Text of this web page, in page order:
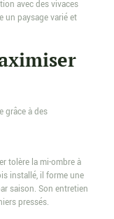
avec des vivaces
un paysage varié et
grâce à des
tolère la mi-ombre à
installé, il forme une
saison. Son entretien
pressés.